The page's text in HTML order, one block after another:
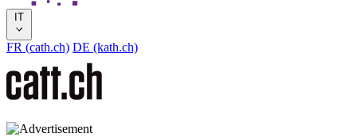
IT
FR (cath.ch) DE (kath.ch)